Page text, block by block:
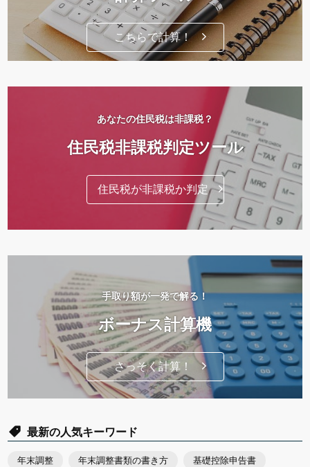
こちらで計算！
あなたの住民税は非課税？
住民税非課税判定ツール
住民税が非課税か判定
手取り額が一発で解る！
ボーナス計算機
さっそく計算！
最新の人気キーワード
年末調整 年末調整書類の書き方 基礎控除申告書